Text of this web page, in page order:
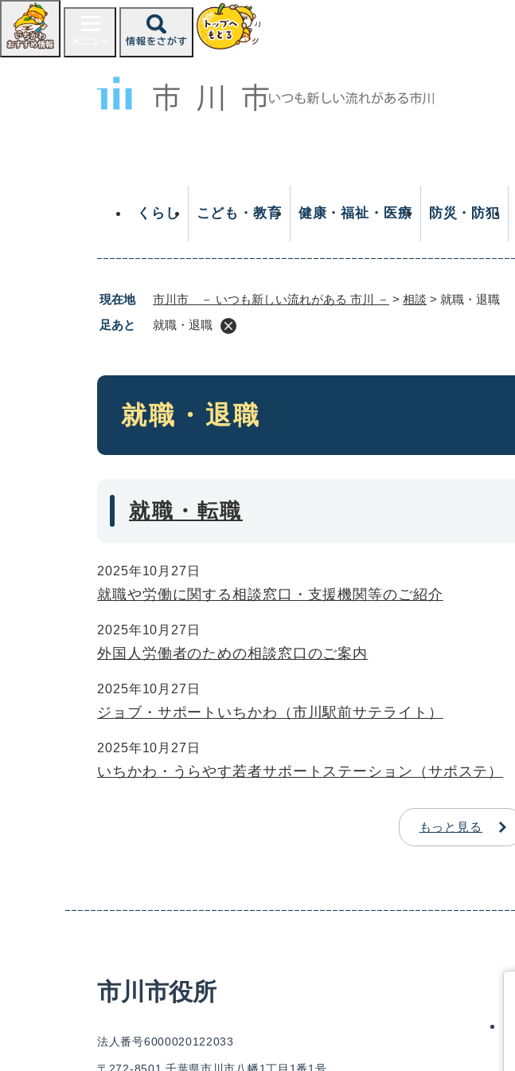
ジ
くらし こども・教育 健康・福祉・医療 防災・防犯
現在地 市川市 － いつも新しい流れがある 市川 － > 相談 > 就職・退職
足あと
就職・退職
本
就職・退職
就職・転職
2025年10月27日
就職や労働に関する相談窓口・支援機関等のご紹介
2025年10月27日
外国人労働者のための相談窓口のご案内
2025年10月27日
ジョブ・サポートいちかわ（市川駅前サテライト）
2025年10月27日
いちかわ・うらやす若者サポートステーション（サポステ）
もっと見る
市川市役所
法人番号6000020122033
〒272-8501 千葉県市川市八幡1丁目1番1号